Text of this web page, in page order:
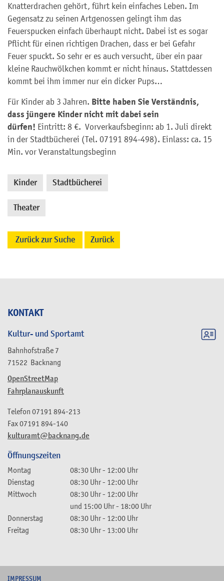
KONTAKT
Kultur- und Sportamt
Bahnhofstraße 7
71522 Backnang
OpenStreetMap
Fahrplanauskunft
kulturamt@backnang.de
Telefon 07191 894-213
Fax07191 894-140
Öffnungszeiten
Montag 08:30 Uhr- 12:00 Uhr
Dienstag
08:30 Uhr- 12:00 Uhr
Mittwoch
08:30 Uhr- 12:00 Uhr
und 15:00 Uhr- 18:00 Uhr
Donnerstag
08:30 Uhr- 12:00 Uhr
Freitag
08:30 Uhr- 13:00 Uhr
Knatterdrachen gehört, führt kein einfaches Leben. Im
Gegensatz zu seinen Artgenossen gelingt ihm das
Feuerspucken einfach überhaupt nicht. Dabei ist es sogar
Pflicht für einen richtigen Drachen, dass er bei Gefahr
Feuer spuckt. So sehr er es auch versucht, über ein paar
kleine Rauchwölkchen kommt er nicht hinaus. Stattdessen
kommt bei ihm immer nur ein dicker Pups…
Für Kinder ab 3 Jahren. Bitte haben Sie Verständnis,
dass jüngere Kinder nicht mit dabei sein
dürfen! Eintritt: 8 €. Vorverkaufsbeginn: ab 1. Juli direkt
in der Stadtbücherei (Tel. 07191 894-498). Einlass: ca. 15
Min. vor Veranstaltungsbeginn
Kinder Stadtbücherei
Theater
Zurück zur Suche Zurück
IMPRESSUM